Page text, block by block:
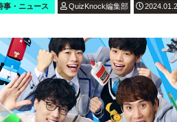
事・ニュース QuizKnock編集部